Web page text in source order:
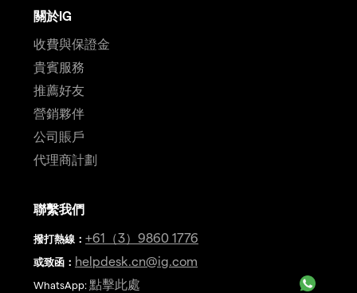
關於IG
收費與保證金
貴賓服務
推薦好友
營銷夥伴
公司賬戶
代理商計劃
聯繫我們
撥打熱線 ： +61（3）9860 1776
或致函： helpdesk.cn@ig.com
WhatsApp: 點擊此處